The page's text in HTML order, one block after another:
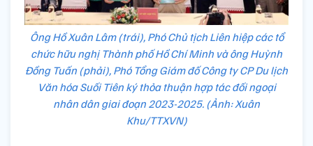
Ông Hồ Xuân Lâm (trái), Phó Chủ tịch Liên hiệp các tổ
chức hữu nghị Thành phố Hồ Chí Minh và ông Huỳnh
Đồng Tuấn (phải), Phó Tổng Giám đố Công ty CP Du lịch
Văn hóa Suối Tiên ký thỏa thuận hợp tác đối ngoại
nhân dân giai đoạn 2023-2025. (Ảnh: Xuân
Khu/TTXVN)